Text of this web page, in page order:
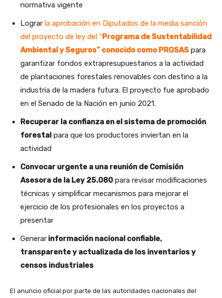
normativa vigente
Lograr la aprobación en Diputados de la media sanción
del proyecto de ley del “Programa de Sustentabilidad
Ambiental y Seguros” conocido como PROSAS para
garantizar fondos extrapresupuestarios a la actividad
de plantaciones forestales renovables con destino a la
industria de la madera futura. El proyecto fue aprobado
en el Senado de la Nación en junio 2021.
Recuperar la confianza en el sistema de promoción
forestal para que los productores inviertan en la
actividad
Convocar urgente a una reunión de Comisión
Asesora de la Ley 25.080 para revisar modificaciones
técnicas y simplificar mecanismos para mejorar el
ejercicio de los profesionales en los proyectos a
presentar
Generar información nacional confiable,
transparente y actualizada de los inventarios y
censos industriales
El anuncio oficial por parte de las autoridades nacionales del